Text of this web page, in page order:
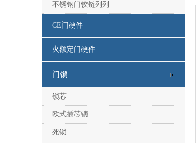
不锈钢门铰链列列
CE门硬件
火额定门硬件
门锁
锁芯
欧式插芯锁
死锁